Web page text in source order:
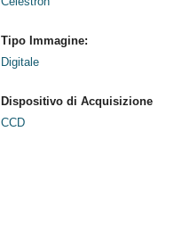
Tipo Immagine:
Digitale
Dispositivo di Acquisizione
CCD